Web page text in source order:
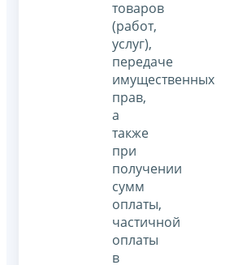
товаров
(работ,
услуг),
передаче
имущественных
прав,
а
также
при
получении
сумм
оплаты,
частичной
оплаты
в